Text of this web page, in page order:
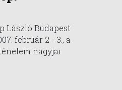
László Budapest
február 2 - 3., a
nagyjai